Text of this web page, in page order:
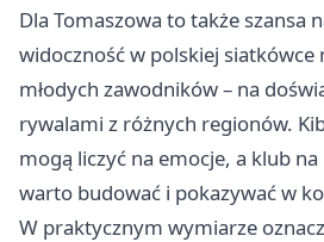
Dla Tomaszowa to także szansa
widoczność w polskiej siatkówce
młodych zawodników – na
rywalami z różnych regionów.
mogą liczyć na emocje, a klub
warto budować i pokazywać w
W praktycznym wymiarze